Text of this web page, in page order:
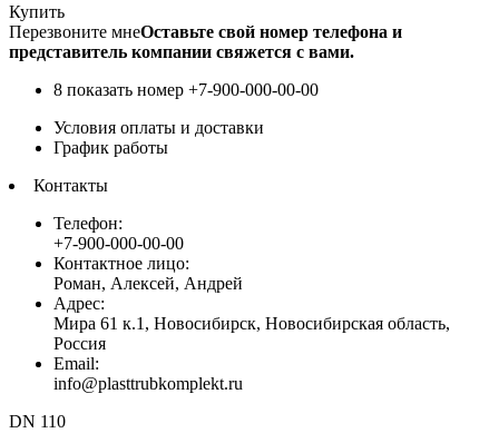
Купить
Перезвоните мнеОставьте свой номер телефона и
представитель компании свяжется с вами.
8 показать номер +7-900-000-00-00
Условия оплаты и доставки
График работы
Контакты
Телефон:
+7-900-000-00-00
Контактное лицо:
Роман, Алексей, Андрей
Адрес:
Мира 61 к.1, Новосибирск, Новосибирская область,
Россия
Email:
info@plasttrubkomplekt.ru
DN 110